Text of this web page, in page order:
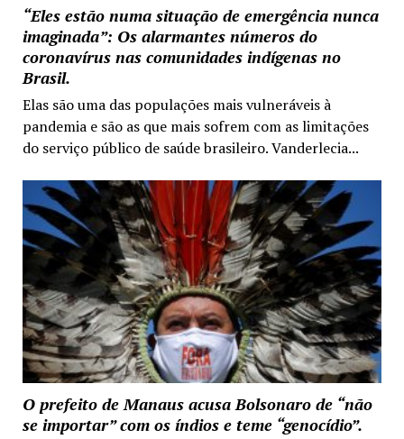
“Eles estão numa situação de emergência nunca
imaginada”: Os alarmantes números do
coronavírus nas comunidades indígenas no
Brasil.
Elas são uma das populações mais vulneráveis à
pandemia e são as que mais sofrem com as limitações
do serviço público de saúde brasileiro. Vanderlecia...
O prefeito de Manaus acusa Bolsonaro de “não
se importar” com os índios e teme “genocídio”.